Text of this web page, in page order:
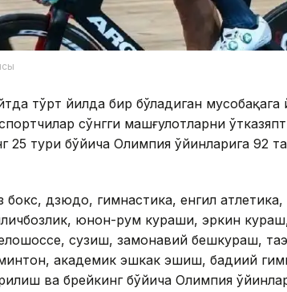
тўрт йилда бир бўладиган мусобақага
сўнгги машғулотларни
25 тури бўйича Олимпия ўйинларига 92
бокс, дзюдо, гимнастика, енгил
юнон-рум кураши, эркин
сузиш, замонавий бешкураш,
академик эшкак эшиш, бадиий
ва брейкинг бўйича Олимпия